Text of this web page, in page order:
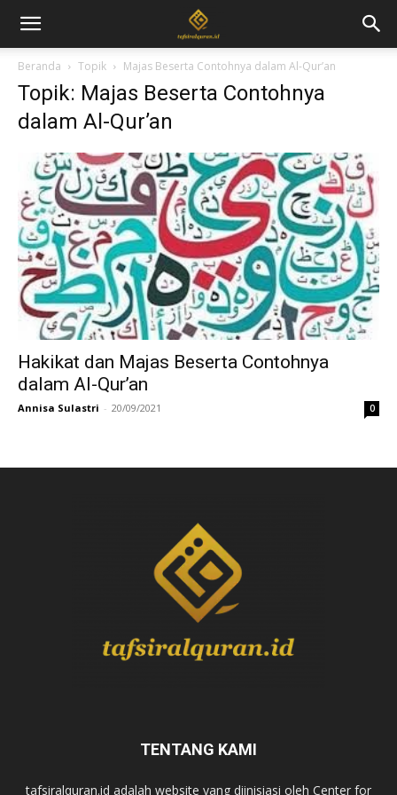
Beranda Topik Majas Beserta Contohnya dalam Al-Qur’an
Topik: Majas Beserta Contohnya
dalam Al-Qur’an
Hakikat dan Majas Beserta Contohnya
dalam Al-Qur’an
Annisa Sulastri - 20/09/2021 0
TENTANG KAMI
tafsiralquran.id adalah website yang diinisiasi oleh Center for